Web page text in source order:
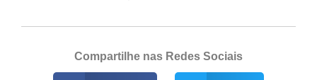
Compartilhe nas Redes Sociais